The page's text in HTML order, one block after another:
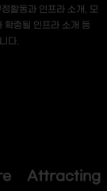
활동과 인프라 소개, 모
충될 인프라 소개 등
다.
Attracting